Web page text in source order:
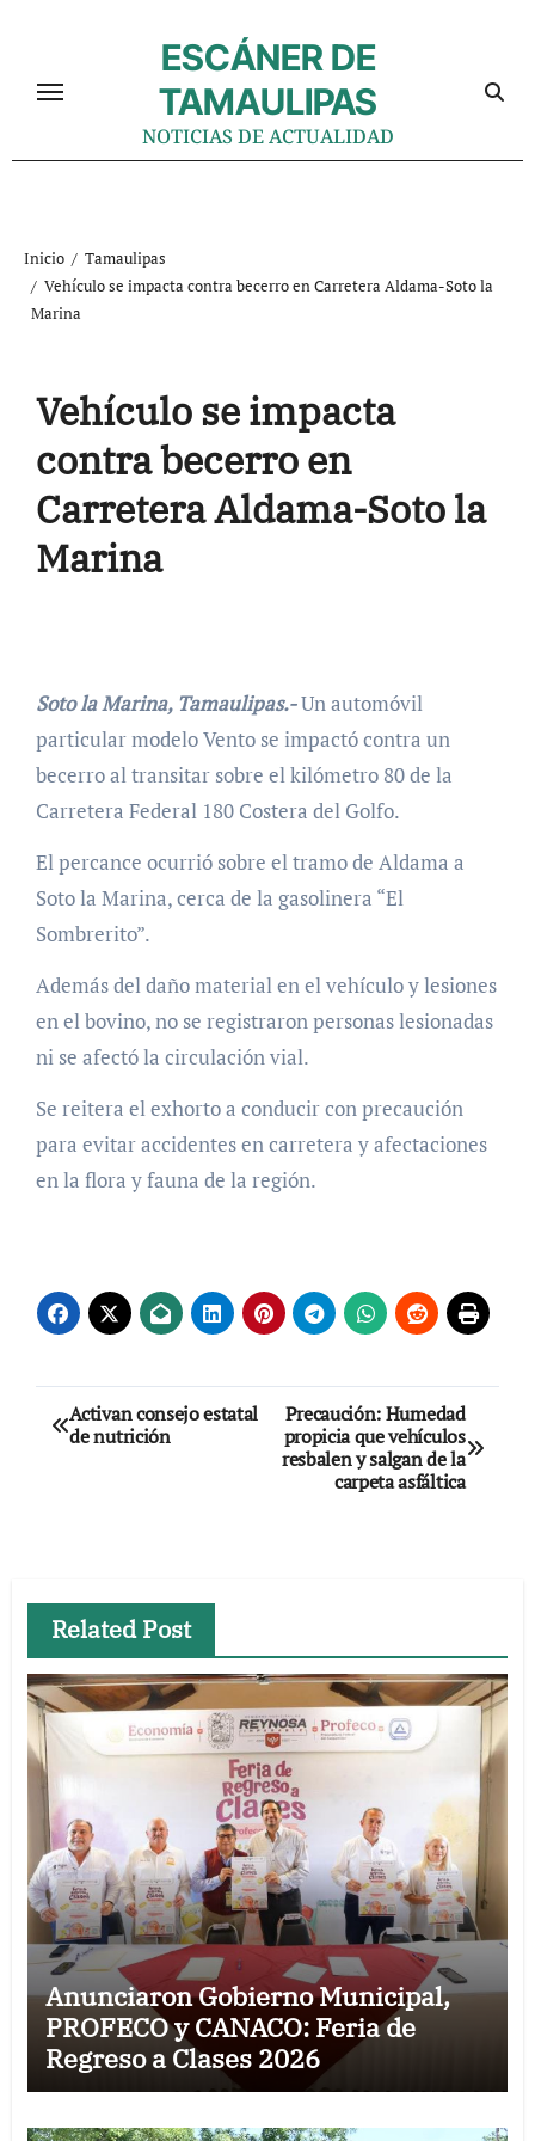
contenido
ESCÁNER DE
TAMAULIPAS
NOTICIAS DE ACTUALIDAD
Inicio
Tamaulipas
Vehículo se impacta contra becerro en Carretera Aldama-Soto la
Marina
Vehículo se impacta
contra becerro en
Carretera Aldama-Soto la
Marina
Soto la Marina, Tamaulipas.-Un automóvil
particular modelo Vento se impactó contra un
becerro al transitar sobre el kilómetro 80 de la
Carretera Federal 180 Costera del Golfo.
El percance ocurrió sobre el tramo de Aldama a
Soto la Marina, cerca de la gasolinera “El
Sombrerito”.
Además del daño material en el vehículo y lesiones
en el bovino, no se registraron personas lesionadas
ni se afectó la circulación vial.
Se reitera el exhorto a conducir con precaución
para evitar accidentes en carretera y afectaciones
en la flora y fauna de la región.
Navegación
de
Activan consejo estatal
de nutrición
Precaución: Humedad
propicia que vehículos
resbalen y salgan de la
carpeta asfáltica
Related Post
Anunciaron Gobierno Municipal,
PROFECO y CANACO: Feria de
Regreso a Clases 2026